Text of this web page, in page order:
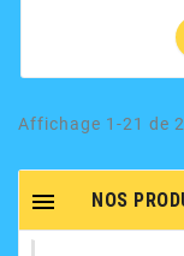
Affichage 1-21 de
NOS
